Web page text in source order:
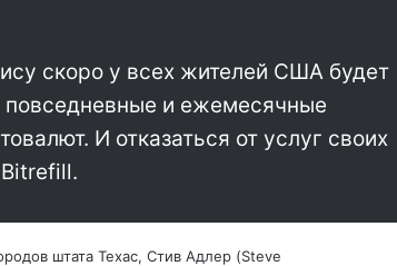
скоро у всех жителей США будет
повседневные и ежемесячные
И отказаться от услуг своих
Bitrefill.
штата Техас, Стив Адлер (Steve